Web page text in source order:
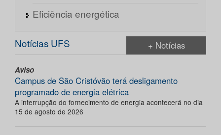
Eficiência energética
Notícias UFS + Notícias
Aviso
Campus de São Cristóvão terá desligamento
programado de energia elétrica
A interrupção do fornecimento de energia acontecerá no dia
15 de agosto de 2026